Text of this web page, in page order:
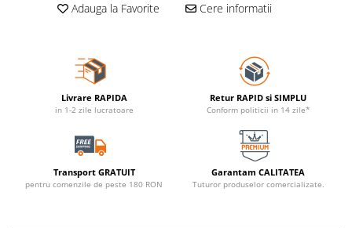
Adauga la Favorite Cere informatii
Livrare RAPIDA
in 1-2 zile lucratoare
Retur RAPID si SIMPLU
Conform politicii in 14 zile*
Transport GRATUIT
pentru comenzile de peste 180 RON
Garantam CALITATEA
Tuturor produselor comercializate.